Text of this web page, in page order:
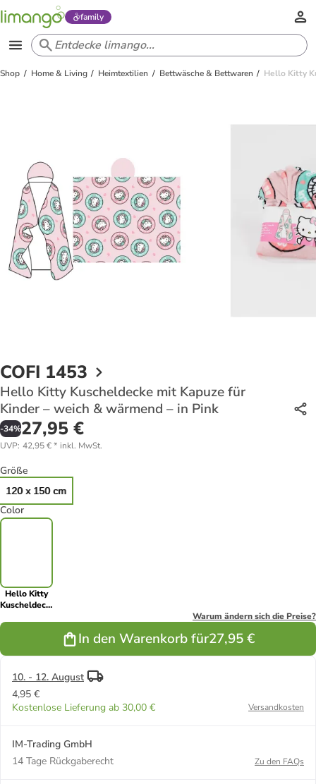
family
Shop Home & Living Heimtextilien Bettwäsche & Bettwaren Hello Kitty
COFI 1453
Hello Kitty Kuscheldecke mit Kapuze für
Kinder – weich & wärmend – in Pink
-34%27,95 €
UVP: 42,95 €* inkl. MwSt.
Größe
120 x 150 cm
Color
Hello Kitty
Kuscheldecke
Warum ändern sich die Preise?
In den Warenkorb für27,95 €
10. - 12. August
4,95 €
Kostenlose Lieferung ab 30,00 €
Versandkosten
IM-Trading GmbH
14 Tage Rückgaberecht
Zu den FAQs